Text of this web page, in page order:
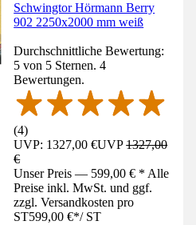
Schwingtor Hörmann Berry
902 2250x2000 mm weiß
Durchschnittliche Bewertung:
5 von 5 Sternen. 4
Bewertungen.
(4)
UVP: 1327,00 €UVP1327,00
€
Unser Preis — 599,00 € * Alle
Preise inkl. MwSt. und ggf.
zzgl. Versandkosten pro
ST599,00 €*/ ST